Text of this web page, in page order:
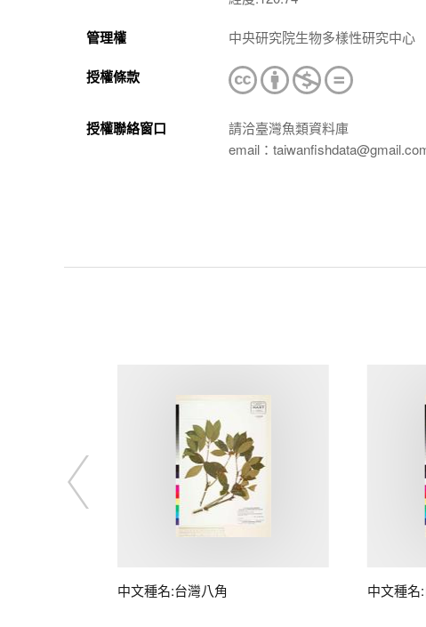
管理權 中央研究院生物多樣性研究中心
授權條款
授權聯絡窗口
請洽臺灣魚類資料庫
email：
中文種名:台灣八角 中文種名